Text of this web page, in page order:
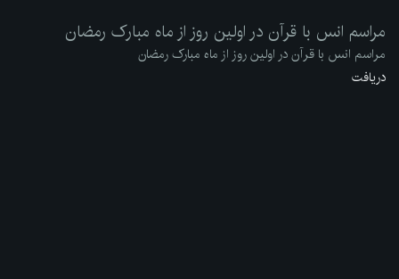
مراسم انس با قرآن در اولین روز از ماه مبارک رمضان
مراسم انس با قرآن در اولین روز از ماه مبارک رمضان
دریافت